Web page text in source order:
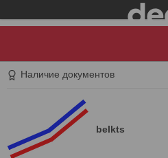
Наличие документов
belkts